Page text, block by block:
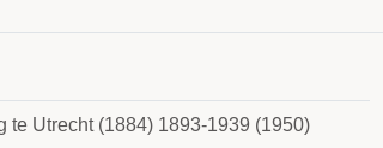
te Utrecht (1884) 1893-1939 (1950)